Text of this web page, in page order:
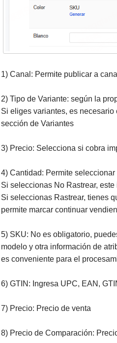
1) Canal: Permite publicar a
2) Tipo de Variante: según la
Si eliges variantes, es
sección de Variantes
3) Precio: Selecciona si cobra
4) Cantidad: Permite
Si seleccionas No Rastrear,
Si seleccionas Rastrear, tienes
permite marcar continuar
5) SKU: No es obligatorio,
modelo y otra información de
es conveniente para el
6) GTIN: Ingresa UPC, EAN,
7) Precio: Precio de venta
8) Precio de Comparación: